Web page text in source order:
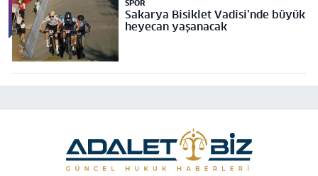
SPOR
Sakarya Bisiklet Vadisi’nde büyük
heyecan yaşanacak